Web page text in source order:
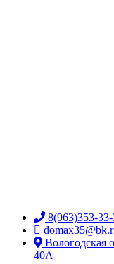
8(963)353-
Вологодская
40А